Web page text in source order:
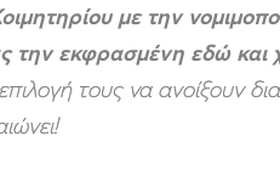
με την
την εκφρασμένη εδώ και
τους να ανοίξουν